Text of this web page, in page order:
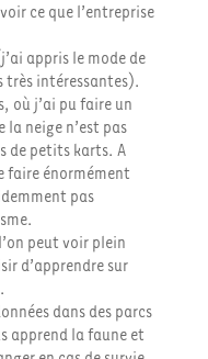
ce que l’entreprise
appris le mode de
très intéressantes).
où j’ai pu faire un
neige n’est pas
de petits karts. A
faire énormément
pas
peut voir plein
d’apprendre sur
dans des parcs
apprend la faune et